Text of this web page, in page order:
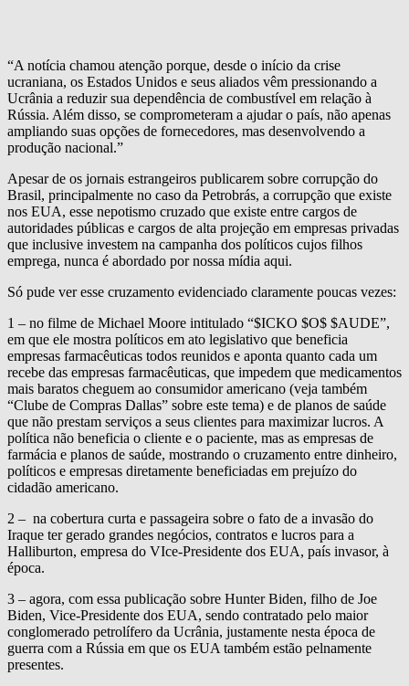
“A notícia chamou atenção porque, desde o início da crise
ucraniana, os Estados Unidos e seus aliados vêm pressionando a
Ucrânia a reduzir sua dependência de combustível em relação à
Rússia. Além disso, se comprometeram a ajudar o país, não apenas
ampliando suas opções de fornecedores, mas desenvolvendo a
produção nacional.”
Apesar de os jornais estrangeiros publicarem sobre corrupção do
Brasil, principalmente no caso da Petrobrás, a corrupção que existe
nos EUA, esse nepotismo cruzado que existe entre cargos de
autoridades públicas e cargos de alta projeção em empresas privadas
que inclusive investem na campanha dos políticos cujos filhos
emprega, nunca é abordado por nossa mídia aqui.
Só pude ver esse cruzamento evidenciado claramente poucas vezes:
1 – no filme de Michael Moore intitulado “$ICKO $O$ $AUDE”,
em que ele mostra políticos em ato legislativo que beneficia
empresas farmacêuticas todos reunidos e aponta quanto cada um
recebe das empresas farmacêuticas, que impedem que medicamentos
mais baratos cheguem ao consumidor americano (veja também
“Clube de Compras Dallas” sobre este tema) e de planos de saúde
que não prestam serviços a seus clientes para maximizar lucros. A
política não beneficia o cliente e o paciente, mas as empresas de
farmácia e planos de saúde, mostrando o cruzamento entre dinheiro,
políticos e empresas diretamente beneficiadas em prejuízo do
cidadão americano.
2 – na cobertura curta e passageira sobre o fato de a invasão do
Iraque ter gerado grandes negócios, contratos e lucros para a
Halliburton, empresa do VIce-Presidente dos EUA, país invasor, à
época.
3 – agora, com essa publicação sobre Hunter Biden, filho de Joe
Biden, Vice-Presidente dos EUA, sendo contratado pelo maior
conglomerado petrolífero da Ucrânia, justamente nesta época de
guerra com a Rússia em que os EUA também estão pelnamente
presentes.